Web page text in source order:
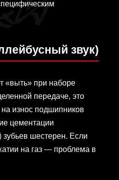
звук)
«выть» при наборе
передаче, это
износ подшипников
цементации
зубьев шестерен. Если
на газ — проблема в